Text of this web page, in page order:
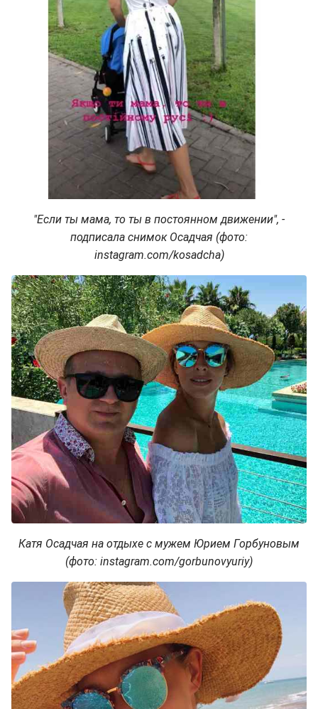
"Если ты мама, то ты в постоянном движении", -
подписала снимок Осадчая (фото:
instagram.com/kosadcha)
Катя Осадчая на отдыхе с мужем Юрием Горбуновым
(фото: instagram.com/gorbunovyuriy)